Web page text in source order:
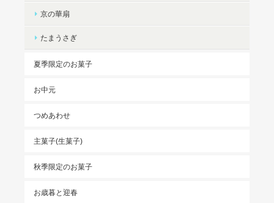
京の華扇
たまうさぎ
夏季限定のお菓子
お中元
つめあわせ
主菓子(生菓子)
秋季限定のお菓子
お歳暮と迎春